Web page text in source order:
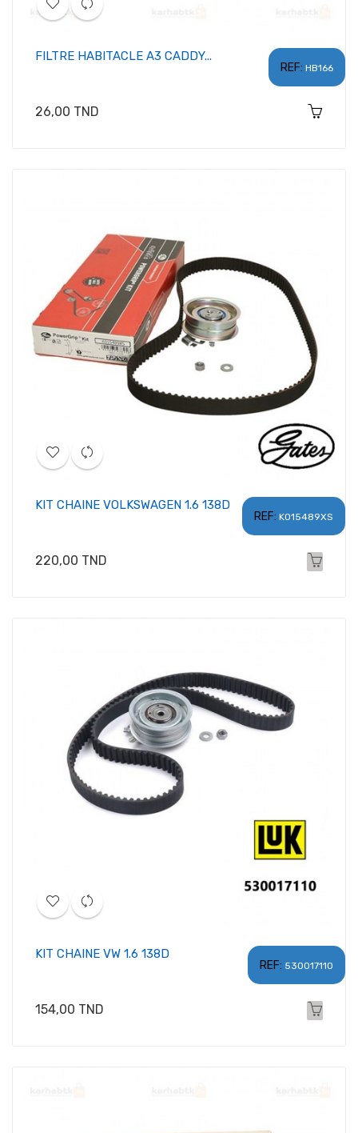
REF: HB166
FILTRE HABITACLE A3 CADDY...
Prix
26,00 TND
REF: K015489XS
KIT CHAINE VOLKSWAGEN 1.6 138D
Prix
220,00 TND
REF: 530017110
KIT CHAINE VW 1.6 138D
Prix
154,00 TND